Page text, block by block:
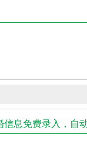
信息免费录入，